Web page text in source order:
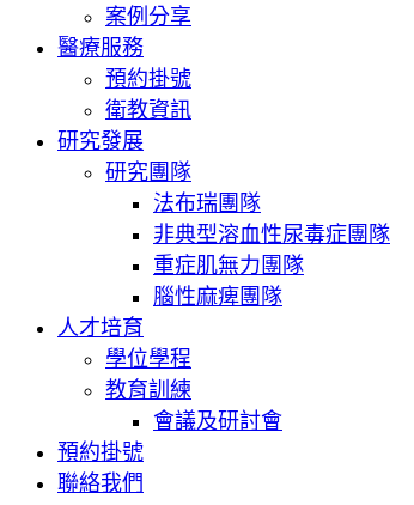
案例分享
醫療服務
預約掛號
衛教資訊
研究發展
研究團隊
法布瑞團隊
非典型溶血性尿毒症團隊
重症肌無力團隊
腦性麻痺團隊
人才培育
學位學程
教育訓練
會議及研討會
預約掛號
聯絡我們